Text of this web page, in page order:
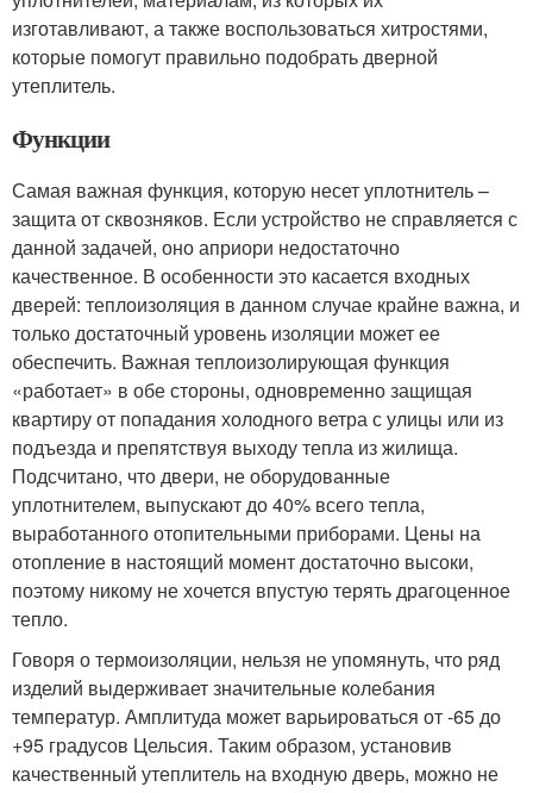
изготавливают, а также воспользоваться хитростями,
которые помогут правильно подобрать дверной
утеплитель.
Функции
Самая важная функция, которую несет уплотнитель –
защита от сквозняков. Если устройство не справляется с
данной задачей, оно априори недостаточно
качественное. В особенности это касается входных
дверей: теплоизоляция в данном случае крайне важна, и
только достаточный уровень изоляции может ее
обеспечить. Важная теплоизолирующая функция
«работает» в обе стороны, одновременно защищая
квартиру от попадания холодного ветра с улицы или из
подъезда и препятствуя выходу тепла из жилища.
Подсчитано, что двери, не оборудованные
уплотнителем, выпускают до 40% всего тепла,
выработанного отопительными приборами. Цены на
отопление в настоящий момент достаточно высоки,
поэтому никому не хочется впустую терять драгоценное
тепло.
Говоря о термоизоляции, нельзя не упомянуть, что ряд
изделий выдерживает значительные колебания
температур. Амплитуда может варьироваться от -65 до
+95 градусов Цельсия. Таким образом, установив
качественный утеплитель на входную дверь, можно не